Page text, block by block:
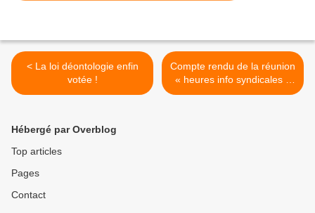
< La loi déontologie enfin
votée !
Compte rendu de la réunion
« heures info syndicales »
du vendredi 22 avril 2016 >
Hébergé par Overblog
Top articles
Pages
Contact